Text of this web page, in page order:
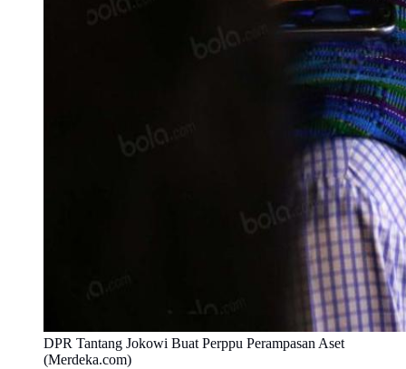
DPR Tantang Jokowi Buat Perppu Perampasan Aset
(Merdeka.com)